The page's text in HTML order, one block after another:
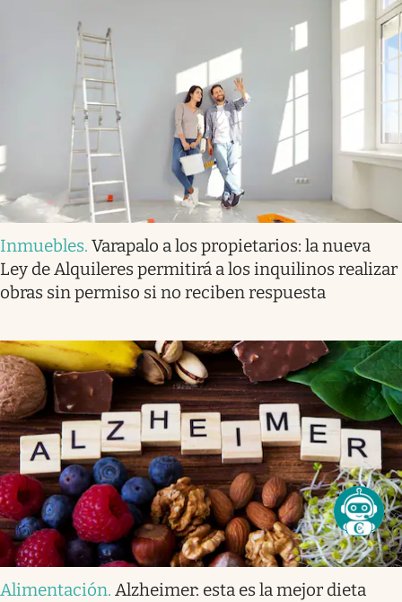
Inmuebles. Varapalo a los propietarios: la nueva
Ley de Alquileres permitirá a los inquilinos realizar
obras sin permiso si no reciben respuesta
Alimentación. Alzheimer: esta es la mejor dieta